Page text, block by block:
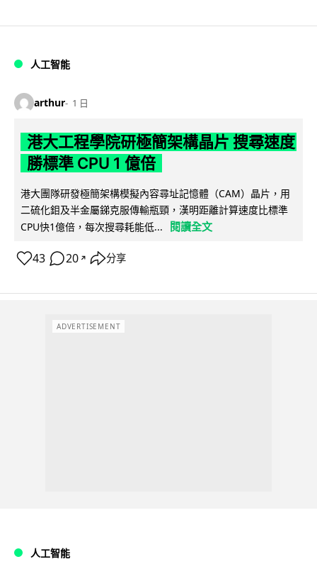
人工智能
arthur 1 日
港大工程學院研極簡架構晶片 搜尋速度
勝標準 CPU 1 億倍
港大團隊研發極簡架構模擬內容尋址記憶體（CAM）晶片，用
二硫化鉬及半金屬銻克服傳輸瓶頸，漢明距離計算速度比標準
CPU快1億倍，每次搜尋耗能低...
閱讀全文
43 20 ↗ 分享
ADVERTISEMENT
人工智能